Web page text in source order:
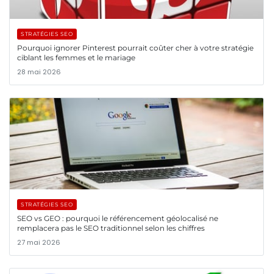
STRATÉGIES SEO
Pourquoi ignorer Pinterest pourrait coûter cher à votre stratégie
ciblant les femmes et le mariage
28 mai 2026
STRATÉGIES SEO
SEO vs GEO : pourquoi le référencement géolocalisé ne
remplacera pas le SEO traditionnel selon les chiffres
27 mai 2026